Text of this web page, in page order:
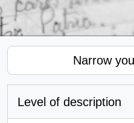
Narrow
Level of description